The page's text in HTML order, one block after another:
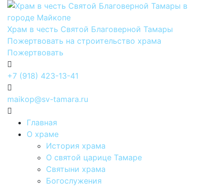
Храм в честь Святой Благоверной Тамары
Пожертвовать на строительство храма
Пожертвовать
+7 (918) 423-13-41
maikop@sv-tamara.ru
Главная
О храме
История храма
О святой царице Тамаре
Святыни храма
Богослужения